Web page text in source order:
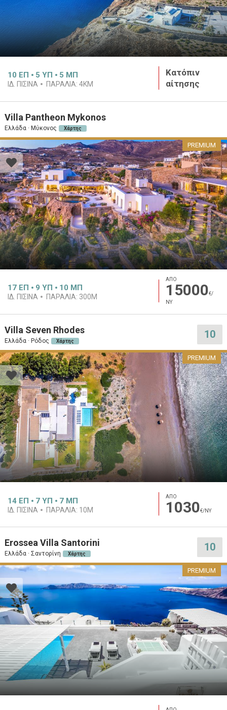
10 ΕΠ 5 ΥΠ 5 ΜΠ
ΙΔ. ΠΙΣΊΝΑ ΠΑΡΑΛΊΑ: 4KM
Κατόπιν
αίτησης
Villa Pantheon Mykonos
Ελλάδα · Μύκονος Χάρτης
PREMIUM
17 ΕΠ 9 ΥΠ 10 ΜΠ
ΙΔ. ΠΙΣΊΝΑ ΠΑΡΑΛΊΑ: 300M
ΑΠΟ
15000€/
ΝΥ
Villa Seven Rhodes
Ελλάδα · Ρόδος Χάρτης
10
PREMIUM
14 ΕΠ 7 ΥΠ 7 ΜΠ
ΙΔ. ΠΙΣΊΝΑ ΠΑΡΑΛΊΑ: 10M
ΑΠΟ
1030€/ΝΥ
Erossea Villa Santorini
Ελλάδα · Σαντορίνη Χάρτης
10
PREMIUM